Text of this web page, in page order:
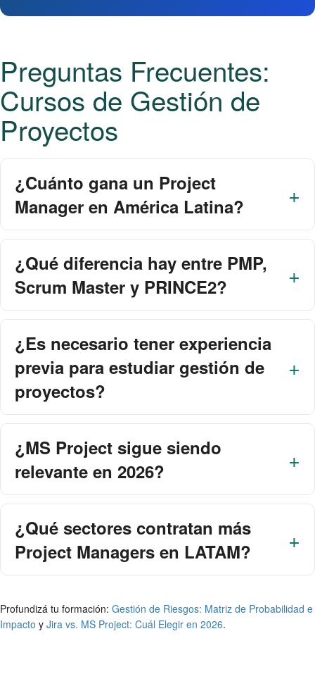
Preguntas Frecuentes:
Cursos de Gestión de
Proyectos
¿Cuánto gana un Project
Manager en América Latina?
¿Qué diferencia hay entre PMP,
Scrum Master y PRINCE2?
¿Es necesario tener experiencia
previa para estudiar gestión de
proyectos?
¿MS Project sigue siendo
relevante en 2026?
¿Qué sectores contratan más
Project Managers en LATAM?
Profundizá tu formación: Gestión de Riesgos: Matriz de Probabilidad e
Impacto y Jira vs. MS Project: Cuál Elegir en 2026.